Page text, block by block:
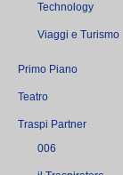
Technology
Viaggi e Turismo
Primo Piano
Teatro
Traspi Partner
006